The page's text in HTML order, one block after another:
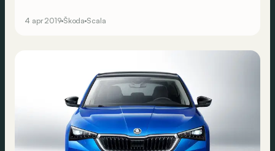
praktische argumenten.
4 apr 2019 Škoda Scala